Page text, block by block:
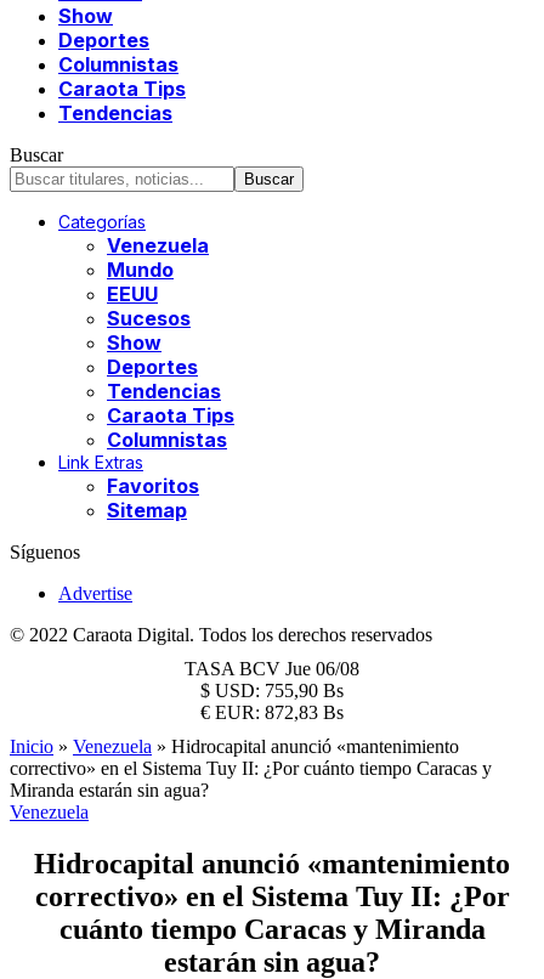
Show
Deportes
Columnistas
Caraota Tips
Tendencias
Buscar
Categorías
Venezuela
Mundo
EEUU
Sucesos
Show
Deportes
Tendencias
Caraota Tips
Columnistas
Link Extras
Favoritos
Sitemap
Síguenos
Advertise
© 2022 Caraota Digital. Todos los derechos reservados
TASA BCV Jue 06/08
$ USD: 755,90 Bs
€ EUR: 872,83 Bs
Inicio » Venezuela » Hidrocapital anunció «mantenimiento
correctivo» en el Sistema Tuy II: ¿Por cuánto tiempo Caracas y
Miranda estarán sin agua?
Venezuela
Hidrocapital anunció «mantenimiento
correctivo» en el Sistema Tuy II: ¿Por
cuánto tiempo Caracas y Miranda
estarán sin agua?